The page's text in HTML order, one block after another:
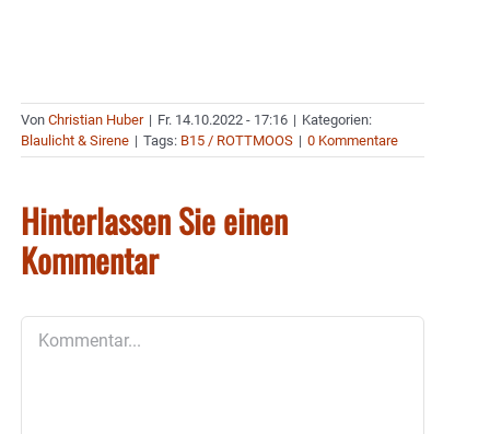
Von Christian Huber | Fr. 14.10.2022 - 17:16 | Kategorien:
Blaulicht & Sirene | Tags: B15 / ROTTMOOS | 0 Kommentare
Hinterlassen Sie einen
Kommentar